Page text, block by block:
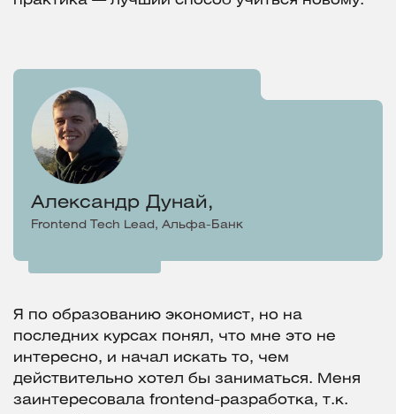
Александр Дунай,
Frontend Tech Lead, Альфа-Банк
Я по образованию экономист, но на
последних курсах понял, что мне это не
интересно, и начал искать то, чем
действительно хотел бы заниматься. Меня
заинтересовала frontend-разработка, т.к.